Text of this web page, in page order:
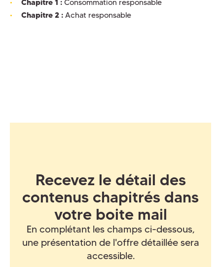
Chapitre 1 : Consommation responsable
Chapitre 2 : Achat responsable
Recevez le détail des
contenus chapitrés dans
votre boite mail
En complétant les champs ci-dessous,
une présentation de l'offre détaillée sera
accessible.